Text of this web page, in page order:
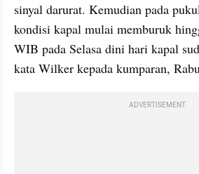
sinyal darurat. Kemudian pada
kondisi kapal mulai memburuk
WIB pada Selasa dini hari kapal
kata Wilker kepada kumparan,
ADVERTISEMENT